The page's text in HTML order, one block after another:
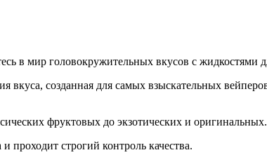
в мир головокружительных вкусов с
вкуса, созданная для самых взыскательных
фруктовых до экзотических и оригинальных.
проходит строгий контроль качества.